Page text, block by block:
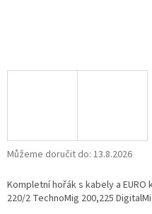
Můžeme doručit do: 13.8.2026
Kompletní hořák s kabely a
220/2 TechnoMig 200,225